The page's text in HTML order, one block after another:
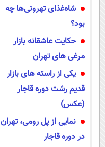
شاه‌غذای تهرونی‌ها چه
بود؟
حکایت عاشقانه بازار
مرغی های تهران
یکی از راسته های بازار
قدیم رشت دوره قاجار
(عکس)
نمایی از پل رومی، تهران
در دوره قاجار